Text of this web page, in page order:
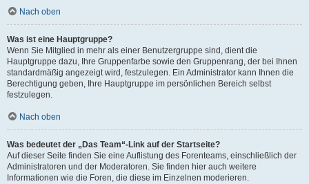
Nach oben
Was ist eine Hauptgruppe?
Wenn Sie Mitglied in mehr als einer Benutzergruppe sind, dient die
Hauptgruppe dazu, Ihre Gruppenfarbe sowie den Gruppenrang, der bei Ihnen
standardmäßig angezeigt wird, festzulegen. Ein Administrator kann Ihnen die
Berechtigung geben, Ihre Hauptgruppe im persönlichen Bereich selbst
festzulegen.
Nach oben
Was bedeutet der „Das Team“-Link auf der Startseite?
Auf dieser Seite finden Sie eine Auflistung des Forenteams, einschließlich der
Administratoren und der Moderatoren. Sie finden hier auch weitere
Informationen wie die Foren, die diese im Einzelnen moderieren.